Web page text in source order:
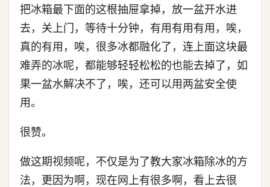
把冰箱最下面的这根抽屉拿掉，放一盆开水进
去，关上门，等待十分钟，有用有用有用，唉，
真的有用，唉，很多冰都融化了，连上面这块最
难弄的冰呢，都能够轻轻松松的也能去掉了，如
果一盆水解决不了，唉，还可以用两盆安全使
用。
很赞。
做这期视频呢，不仅是为了教大家冰箱除冰的方
法，更因为啊，现在网上有很多啊，看上去很